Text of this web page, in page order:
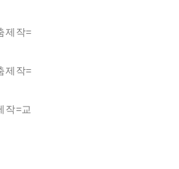
제작=
제작=
작=교